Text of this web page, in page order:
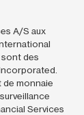
A/S aux
des
de monnaie
Services